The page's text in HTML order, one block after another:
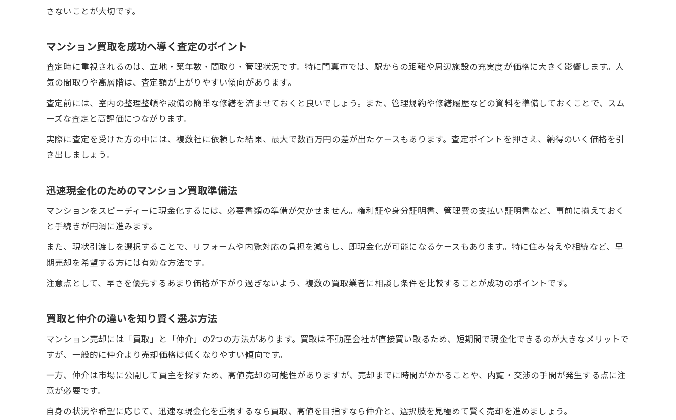
安心して進めるマンション買取の流れ解説
段階ごとに押さえたいマンション買取のポイント
売却前に知りたいマンション買取の注意点
現金化の流れを門真市で徹底解説
現金化までの必要書類と事前準備のポイント
さないことが大切です。
マンション買取を成功へ導く査定のポイント
査定時に重視されるのは、立地・築年数・間取り・管理状況です。特に門真市では、駅からの距離や周辺施設の充実度が価格に大きく影響します。人
気の間取りや高層階は、査定額が上がりやすい傾向があります。
査定前には、室内の整理整頓や設備の簡単な修繕を済ませておくと良いでしょう。また、管理規約や修繕履歴などの資料を準備しておくことで、スム
ーズな査定と高評価につながります。
実際に査定を受けた方の中には、複数社に依頼した結果、最大で数百万円の差が出たケースもあります。査定ポイントを押さえ、納得のいく価格を引
き出しましょう。
迅速現金化のためのマンション買取準備法
マンションをスピーディーに現金化するには、必要書類の準備が欠かせません。権利証や身分証明書、管理費の支払い証明書など、事前に揃えておく
と手続きが円滑に進みます。
また、現状引渡しを選択することで、リフォームや内覧対応の負担を減らし、即現金化が可能になるケースもあります。特に住み替えや相続など、早
期売却を希望する方には有効な方法です。
注意点として、早さを優先するあまり価格が下がり過ぎないよう、複数の買取業者に相談し条件を比較することが成功のポイントです。
買取と仲介の違いを知り賢く選ぶ方法
マンション売却には「買取」と「仲介」の2つの方法があります。買取は不動産会社が直接買い取るため、短期間で現金化できるのが大きなメリットで
すが、一般的に仲介より売却価格は低くなりやすい傾向です。
一方、仲介は市場に公開して買主を探すため、高値売却の可能性がありますが、売却までに時間がかかることや、内覧・交渉の手間が発生する点に注
意が必要です。
自身の状況や希望に応じて、迅速な現金化を重視するなら買取、高値を目指すなら仲介と、選択肢を見極めて賢く売却を進めましょう。